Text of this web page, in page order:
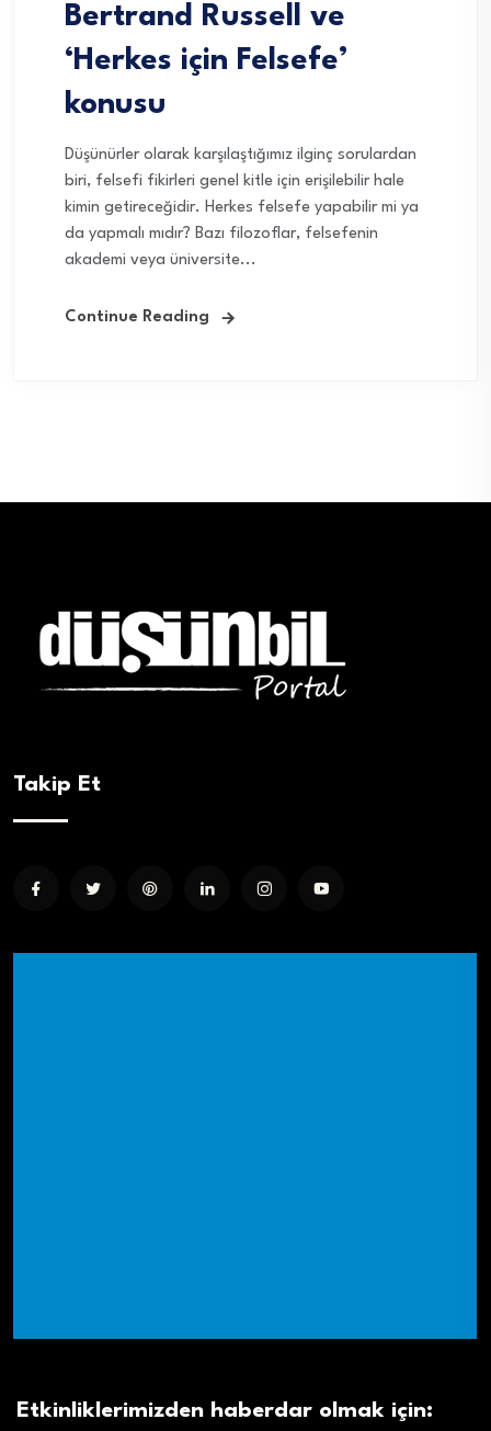
Bertrand Russell ve
‘Herkes için Felsefe’
konusu
Düşünürler olarak karşılaştığımız ilginç sorulardan
biri, felsefi fikirleri genel kitle için erişilebilir hale
kimin getireceğidir. Herkes felsefe yapabilir mi ya
da yapmalı mıdır? Bazı filozoflar, felsefenin
akademi veya üniversite...
Continue Reading
Takip Et
Etkinliklerimizden haberdar olmak için: